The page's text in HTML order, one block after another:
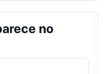
no